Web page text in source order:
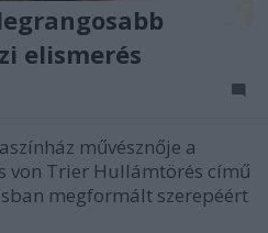
elismerés
művésznője a
von Trier Hullámtörés című
megformált szerepéért